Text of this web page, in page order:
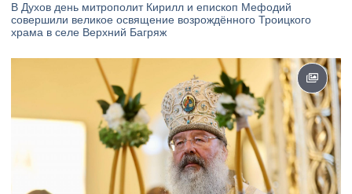
В Духов день митрополит Кирилл и епископ Мефодий
совершили великое освящение возрождённого Троицкого
храма в селе Верхний Багряж